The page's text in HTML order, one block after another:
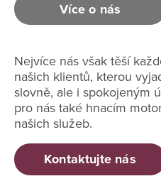
Více o nás
Nejvíce nás však těší
našich klientů, kterou
slovně, ale i spokojeným
pro nás také hnacím
našich služeb.
Kontaktujte nás